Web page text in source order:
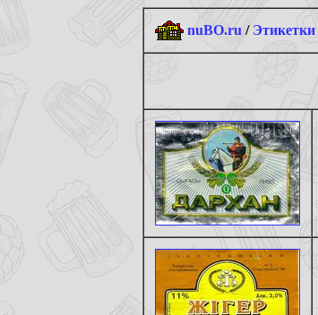
nuBO.ru / Этикетки